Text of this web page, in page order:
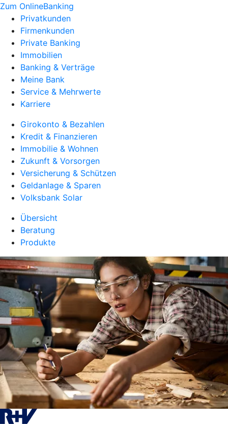
Zum OnlineBanking
Privatkunden
Firmenkunden
Private Banking
Immobilien
Banking & Verträge
Meine Bank
Service & Mehrwerte
Karriere
Girokonto & Bezahlen
Kredit & Finanzieren
Immobilie & Wohnen
Zukunft & Vorsorgen
Versicherung & Schützen
Geldanlage & Sparen
Volksbank Solar
Übersicht
Beratung
Produkte